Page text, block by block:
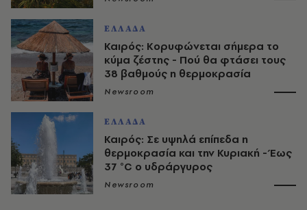
ΕΛΛΑΔΑ
Καιρός: Κορυφώνεται σήμερα το
κύμα ζέστης - Πού θα φτάσει τους
38 βαθμούς η θερμοκρασία
Newsroom
ΕΛΛΑΔΑ
Καιρός: Σε υψηλά επίπεδα η
θερμοκρασία και την Κυριακή - Έως
37 °C ο υδράργυρος
Newsroom